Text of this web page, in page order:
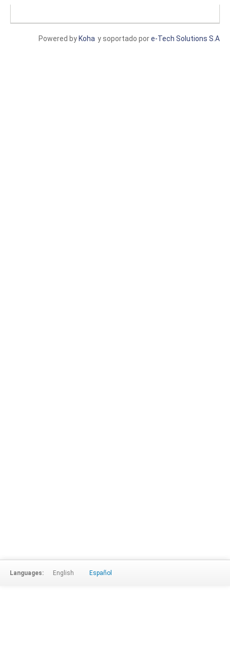
y soportado pore-Tech Solutions S.A
Powered by Koha
Languages: English Español